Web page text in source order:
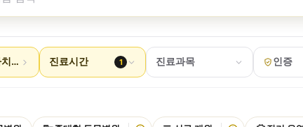
도 강릉시진료시간 1 진료과목 인증